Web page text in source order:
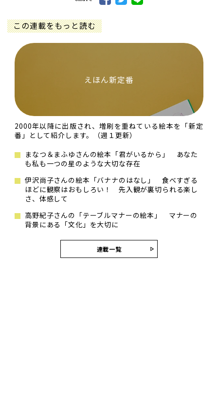
この連載をもっと読む
えほん新定番
2000年以降に出版され、増刷を重ねている絵本を「新定
番」として紹介します。（週１更新）
まなつ＆まふゆさんの絵本「君がいるから」 あなた
も私も一つの星のような大切な存在
伊沢尚子さんの絵本「バナナのはなし」 食べすぎる
ほどに観察はおもしろい！ 先入観が裏切られる楽し
さ、体感して
高野紀子さんの「テーブルマナーの絵本」 マナーの
背景にある「文化」を大切に
連載一覧